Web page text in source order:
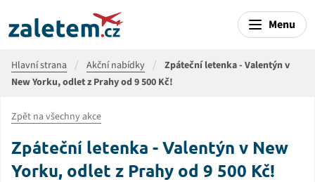
Menu
Hlavní strana Akční nabídky
Zpáteční letenka - Valentýn v
New Yorku, odlet z Prahy od 9 500 Kč!
Zpět na všechny akce
Zpáteční letenka - Valentýn v New
Yorku, odlet z Prahy od 9 500 Kč!